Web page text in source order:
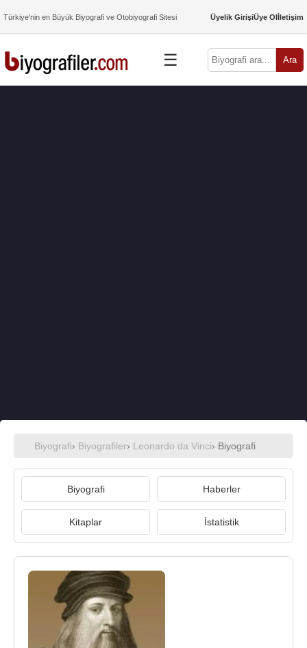
Türkiye’nin en Büyük Biyografi ve Otobiyografi Sitesi Üyelik GirişiÜye Olİletişim
☰ Ara
Biyografi› Biyografiler› Leonardo da Vinci› Biyografi
Biyografi Haberler
Kitaplar İstatistik